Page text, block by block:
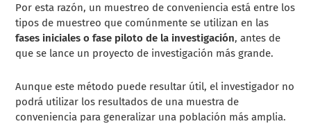
Por esta razón, un muestreo de conveniencia está entre los
tipos de muestreo que comúnmente se utilizan en las
fases iniciales o fase piloto de la investigación, antes de
que se lance un proyecto de investigación más grande.
Aunque este método puede resultar útil, el investigador no
podrá utilizar los resultados de una muestra de
conveniencia para generalizar una población más amplia.